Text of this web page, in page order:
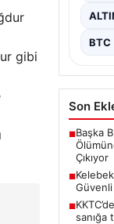
gibi
BTC
Son
■Başka
Çıkıyor
■
■
sanığa